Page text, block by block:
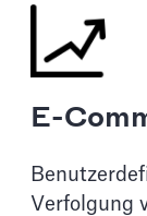
E-
Verfolgung